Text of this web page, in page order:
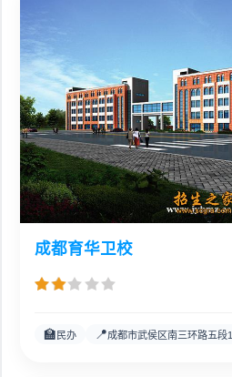
成都育华卫校
🏫 民办 📍成都市武侯区南三环路五段1